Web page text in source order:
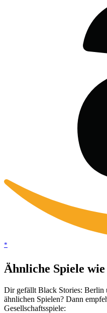
*
Ähnliche Spiele
Dir gefällt Black Stories: Berlin
ähnlichen Spielen? Dann
Gesellschaftsspiele: